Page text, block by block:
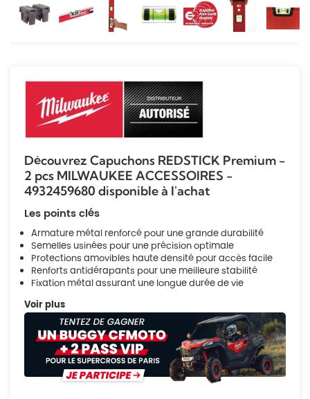
Découvrez Capuchons REDSTICK Premium -
2 pcs MILWAUKEE ACCESSOIRES -
4932459680 disponible à l'achat
Les points clés
Armature métal renforcé pour une grande durabilité
Semelles usinées pour une précision optimale
Protections amovibles haute densité pour accès facile
Renforts antidérapants pour une meilleure stabilité
Fixation métal assurant une longue durée de vie
Voir plus